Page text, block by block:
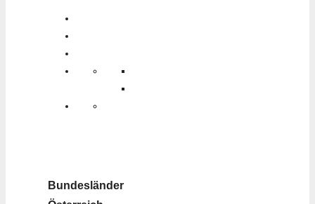
Bundesländer